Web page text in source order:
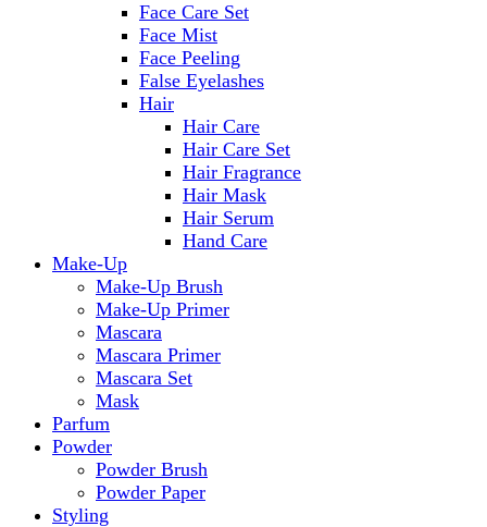
Face Care Set
Face Mist
Face Peeling
False Eyelashes
Hair
Hair Care
Hair Care Set
Hair Fragrance
Hair Mask
Hair Serum
Hand Care
Make-Up
Make-Up Brush
Make-Up Primer
Mascara
Mascara Primer
Mascara Set
Mask
Parfum
Powder
Powder Brush
Powder Paper
Styling